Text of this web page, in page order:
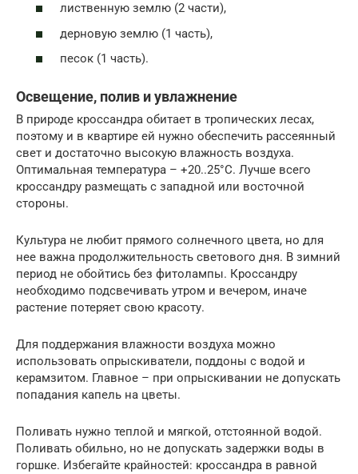
лиственную землю (2 части),
дерновую землю (1 часть),
песок (1 часть).
Освещение, полив и увлажнение
В природе кроссандра обитает в тропических лесах,
поэтому и в квартире ей нужно обеспечить рассеянный
свет и достаточно высокую влажность воздуха.
Оптимальная температура – +20..25°С. Лучше всего
кроссандру размещать с западной или восточной
стороны.
Культура не любит прямого солнечного цвета, но для
нее важна продолжительность светового дня. В зимний
период не обойтись без фитолампы. Кроссандру
необходимо подсвечивать утром и вечером, иначе
растение потеряет свою красоту.
Для поддержания влажности воздуха можно
использовать опрыскиватели, поддоны с водой и
керамзитом. Главное – при опрыскивании не допускать
попадания капель на цветы.
Поливать нужно теплой и мягкой, отстоянной водой.
Поливать обильно, но не допускать задержки воды в
горшке. Избегайте крайностей: кроссандра в равной